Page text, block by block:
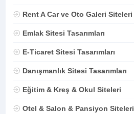
Rent A Car ve Oto Galeri Siteleri
Emlak Sitesi Tasarımları
E-Ticaret Sitesi Tasarımları
Danışmanlık Sitesi Tasarımları
Eğitim & Kreş & Okul Siteleri
Otel & Salon & Pansiyon Siteleri